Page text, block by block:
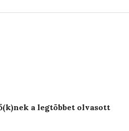
a legtöbbet olvasott